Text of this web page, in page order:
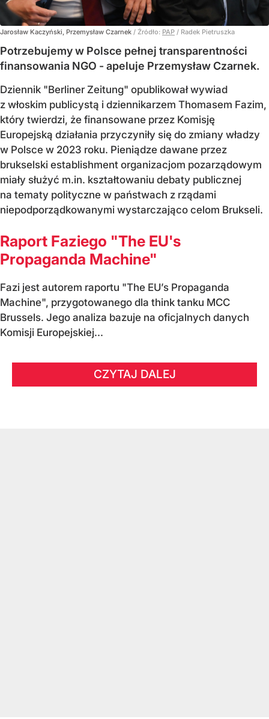
Jarosław Kaczyński, Przemysław Czarnek / Źródło: PAP / Radek Pietruszka
Potrzebujemy w Polsce pełnej transparentności
finansowania NGO - apeluje Przemysław Czarnek.
Dziennik "Berliner Zeitung" opublikował wywiad
z włoskim publicystą i dziennikarzem Thomasem Fazim,
który twierdzi, że finansowane przez Komisję
Europejską działania przyczyniły się do zmiany władzy
w Polsce w 2023 roku. Pieniądze dawane przez
brukselski establishment organizacjom pozarządowym
miały służyć m.in. kształtowaniu debaty publicznej
na tematy polityczne w państwach z rządami
niepodporządkowanymi wystarczająco celom Brukseli.
Raport Faziego "The EU's
Propaganda Machine"
Fazi jest autorem raportu "The EU’s Propaganda
Machine", przygotowanego dla think tanku MCC
Brussels. Jego analiza bazuje na oficjalnych danych
Komisji Europejskiej...
CZYTAJ DALEJ